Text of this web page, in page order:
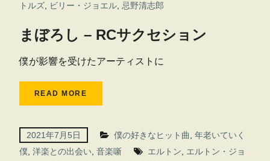
トルズ, ビリー・ジョエル, 忌野清志郎
まぼろし – RCサクセション
僕が影響を受けたアーティストに
READ MORE
2021年7月5日 僕の好きなヒット曲
年老いていく
僕, 洋楽との出会い 音楽噺 エルトン
エルトン・ジョ